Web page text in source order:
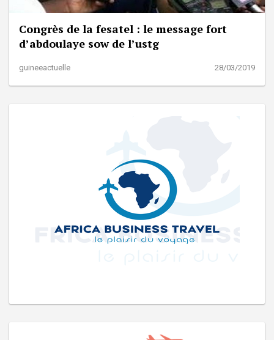
Congrès de la fesatel : le message fort
d’abdoulaye sow de l’ustg
guineeactuelle 28/03/2019